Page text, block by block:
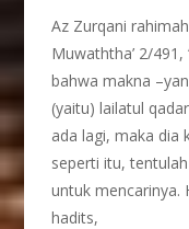
Az Zurqani
Muwaththa’ 2/
bahwa makna
(yaitu) lailatul
ada lagi, maka dia
seperti itu,
untuk mencarinya.
hadits,